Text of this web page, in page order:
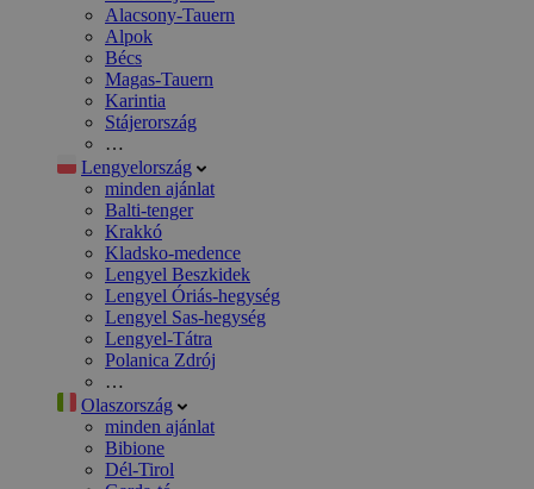
Alacsony-Tauern
Alpok
Bécs
Magas-Tauern
Karintia
Stájerország
…
Lengyelország
minden ajánlat
Balti-tenger
Krakkó
Kladsko-medence
Lengyel Beszkidek
Lengyel Óriás-hegység
Lengyel Sas-hegység
Lengyel-Tátra
Polanica Zdrój
…
Olaszország
minden ajánlat
Bibione
Dél-Tirol